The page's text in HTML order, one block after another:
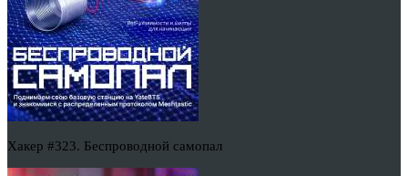
Хакер #323. Беспроводной самопал